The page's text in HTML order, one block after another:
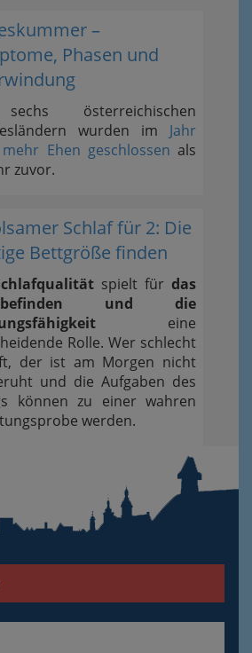
–
Phasen und
österreichischen
wurden im Jahr
Ehen geschlossen als
zuvor.
Schlaf für 2: Die
Bettgröße finden
spielt für das
und die
eine
Rolle. Wer schlecht
der ist am Morgen nicht
und die Aufgaben des
können zu einer wahren
werden.